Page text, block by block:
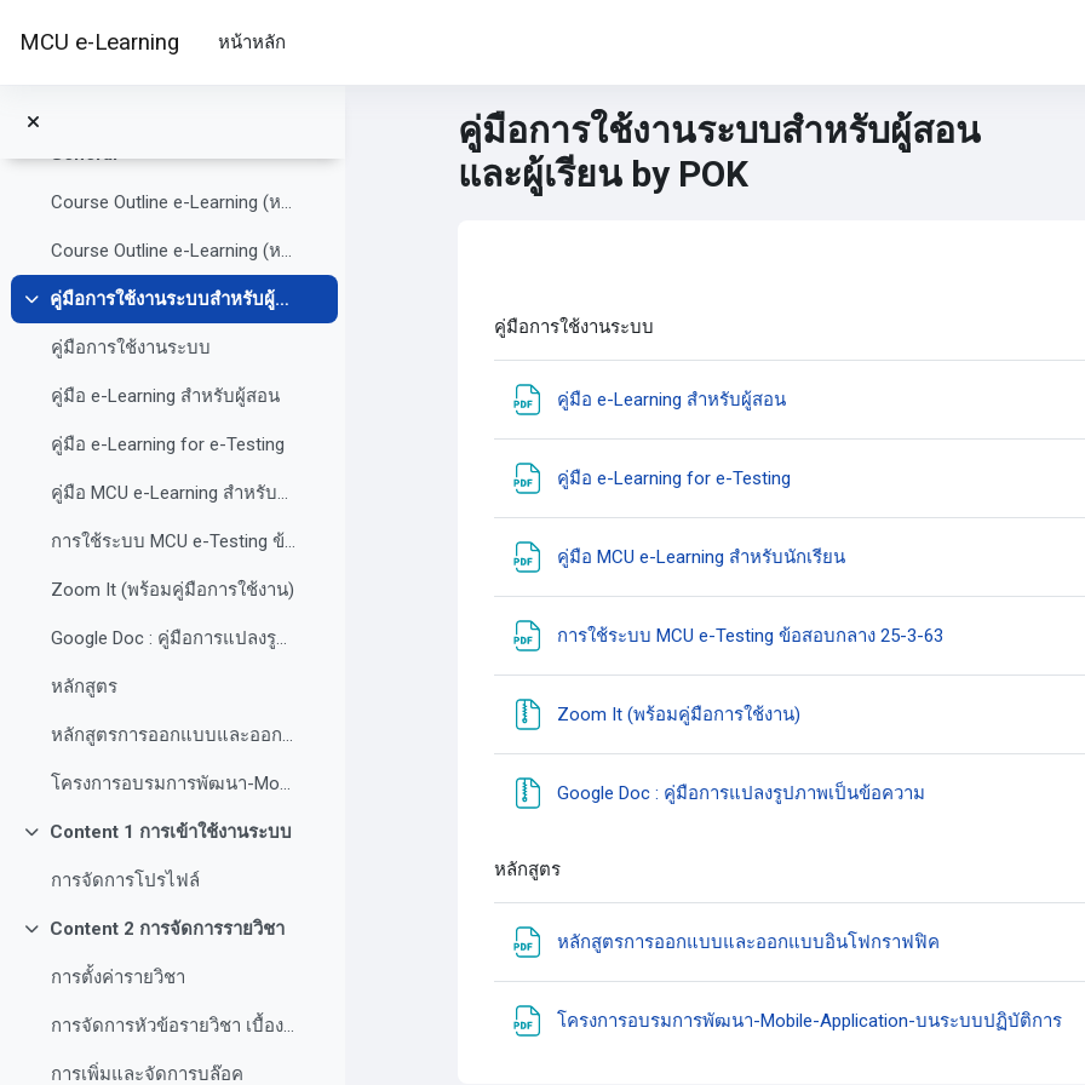
MCU e-Learning หน้าหลัก
ย่อ
General
Course Outline e-Learning (หลักสูตร)
Course Outline e-Learning (หลักสูตร) (copy)
ย่อ
คู่มือการใช้งานระบบสำหรับผู้สอนและผู้เรียน by POK
คู่มือการใช้งานระบบ
คู่มือ e-Learning สำหรับผู้สอน
คู่มือ e-Learning for e-Testing
คู่มือ MCU e-Learning สำหรับนักเรียน
การใช้ระบบ MCU e-Testing ข้อสอบกลาง 25-3-63
Zoom It (พร้อมคู่มือการใช้งาน)
Google Doc : คู่มือการแปลงรูปภาพเป็นข้อความ
หลักสูตร
หลักสูตรการออกแบบและออกแบบอินโฟกราฟฟิค
โครงการอบรมการพัฒนา-Mobile-Application-บนระบบปฏิบัติการ
Content 1 การเข้าใช้งานระบบ
การจัดการโปรไฟล์
Content 2 การจัดการรายวิชา
การตั้งค่ารายวิชา
การจัดการหัวข้อรายวิชา เบื้องต้น
การเพิ่มและจัดการบล๊อค
คู่มือการใช้งานระบบสำหรับผู้สอน
และผู้เรียน by POK
คู่มือการใช้งานระบบ
คู่มือ e-Learning สำหรับผู้สอน
คู่มือ e-Learning for e-Testing
คู่มือ MCU e-Learning สำหรับนักเรียน
การใช้ระบบ MCU e-Testing ข้อสอบกลาง 25-3-63
Zoom It (พร้อมคู่มือการใช้งาน)
Google Doc : คู่มือการแปลงรูปภาพเป็นข้อความ
หลักสูตร
หลักสูตรการออกแบบและออกแบบอินโฟกราฟฟิค
โครงการอบรมการพัฒนา-Mobile-Application-บนระบบปฏิบัติการ